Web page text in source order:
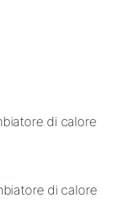
di calore
di calore